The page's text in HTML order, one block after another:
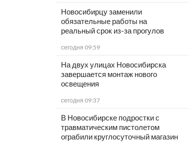
Новосибирцу заменили
обязательные работы на
реальный срок из-за прогулов
сегодня 09:59
На двух улицах Новосибирска
завершается монтаж нового
освещения
сегодня 09:37
В Новосибирске подростки с
травматическим пистолетом
ограбили круглосуточный магазин